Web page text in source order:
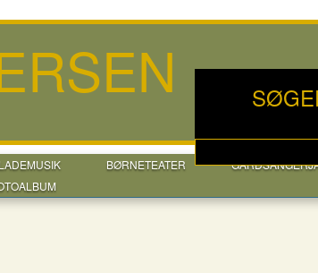
BØRNETEATER